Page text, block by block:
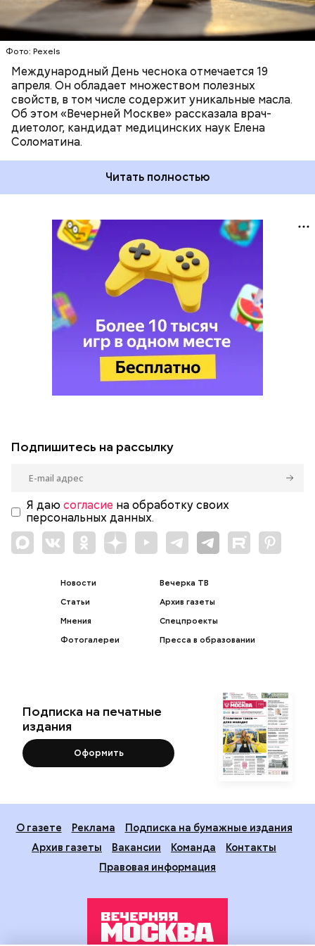
Фото: Pexels
Международный День чеснока отмечается 19
апреля. Он обладает множеством полезных
свойств, в том числе содержит уникальные масла.
Об этом «Вечерней Москве» рассказала врач-
диетолог, кандидат медицинских наук Елена
Соломатина.
Читать полностью
Подпишитесь на рассылку
Я даю согласие на обработку своих
персональных данных.
Новости
Статьи
Мнения
Фотогалереи
Вечерка ТВ
Архив газеты
Спецпроекты
Пресса в образовании
Подписка на печатные
издания
Оформить
О газете Реклама
Подписка на бумажные издания
Архив газеты
Вакансии Команда
Контакты
Правовая информация